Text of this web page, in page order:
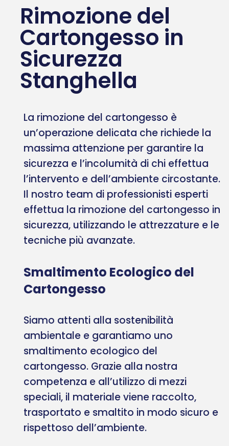
Rimozione del
Cartongesso in
Sicurezza
Stanghella
La rimozione del cartongesso è
un’operazione delicata che richiede la
massima attenzione per garantire la
sicurezza e l’incolumità di chi effettua
l’intervento e dell’ambiente circostante.
Il nostro team di professionisti esperti
effettua la rimozione del cartongesso in
sicurezza, utilizzando le attrezzature e le
tecniche più avanzate.
Smaltimento Ecologico del
Cartongesso
Siamo attenti alla sostenibilità
ambientale e garantiamo uno
smaltimento ecologico del
cartongesso. Grazie alla nostra
competenza e all’utilizzo di mezzi
speciali, il materiale viene raccolto,
trasportato e smaltito in modo sicuro e
rispettoso dell’ambiente.